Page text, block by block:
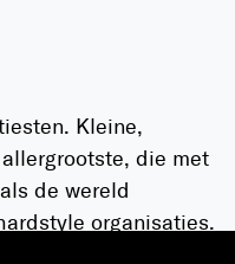
Kleine,
die met
de wereld
organisaties.